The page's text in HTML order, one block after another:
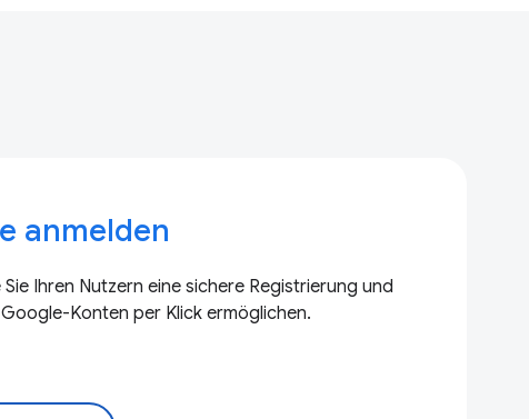
anmelden
Sie Ihren Nutzern eine sichere Registrierung und
Konten per Klick ermöglichen.